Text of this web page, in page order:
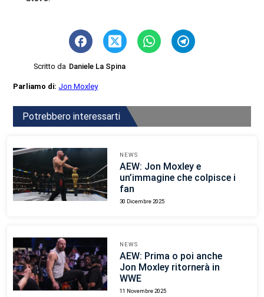
Scritto da Daniele La Spina
Parliamo di: Jon Moxley
Potrebbero interessarti
NEWS
AEW: Jon Moxley e
un’immagine che colpisce i
fan
30 Dicembre 2025
NEWS
AEW: Prima o poi anche
Jon Moxley ritornerà in
WWE
11 Novembre 2025